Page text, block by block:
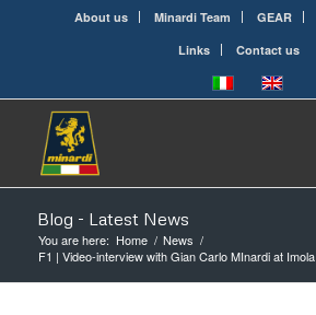
About us Minardi Team GEAR
Links
Contact us
Blog - Latest News
You are here: Home / News /
F1 | Video-interview with Gian Carlo MInardi at Imola